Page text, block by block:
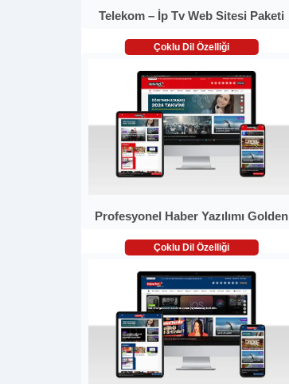
Telekom – İp Tv Web Sitesi Paketi
Çoklu Dil Özelliği
Profesyonel Haber Yazılımı Golden
Çoklu Dil Özelliği